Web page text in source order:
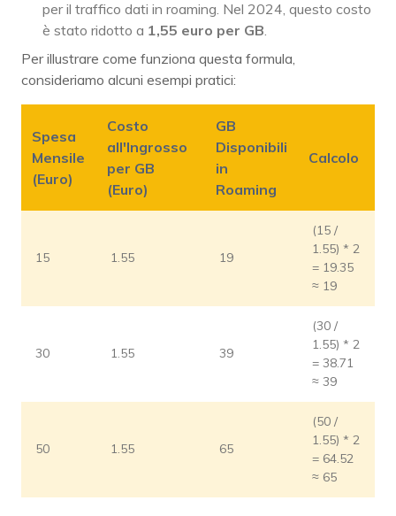
per il traffico dati in roaming. Nel 2024, questo costo
è stato ridotto a 1,55 euro per GB
Per illustrare come funziona questa formula,
consideriamo alcuni esempi pratici:
Spesa
Mensile
(Euro)
Costo
all'Ingrosso
per GB
(Euro)
GB
Disponibili
in
Roaming
Calcolo
15 1.55 19
(15 /
1.55) * 2
= 19.35
≈ 19
30 1.55 39
(30 /
1.55) * 2
= 38.71
≈ 39
50 1.55 65
(50 /
1.55) * 2
= 64.52
≈ 65